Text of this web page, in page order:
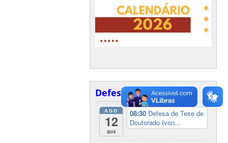
Defesas
AGO
12
qua
08:30 Defesa de Tese de
Doutorado Ivon...